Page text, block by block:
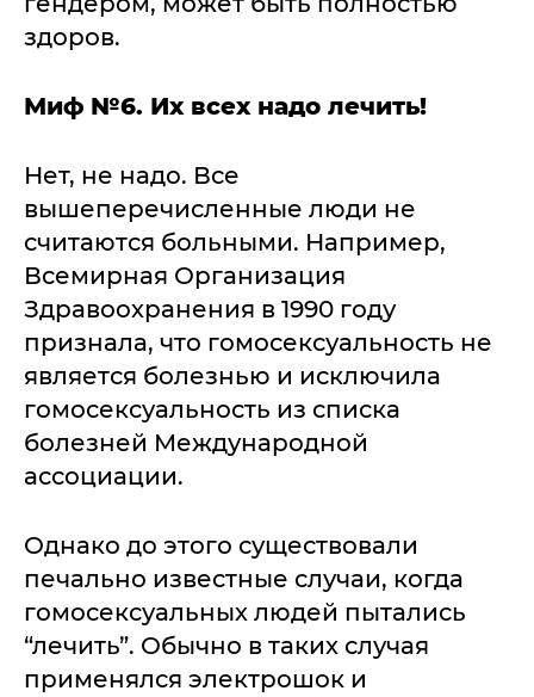
здоров.
Миф №6. Их всех надо лечить!
Нет, не надо. Все
вышеперечисленные люди не
считаются больными. Например,
Всемирная Организация
Здравоохранения в 1990 году
признала, что гомосексуальность не
является болезнью и исключила
гомосексуальность из списка
болезней Международной
ассоциации.
Однако до этого существовали
печально известные случаи, когда
гомосексуальных людей пытались
“лечить”. Обычно в таких случая
применялся электрошок и